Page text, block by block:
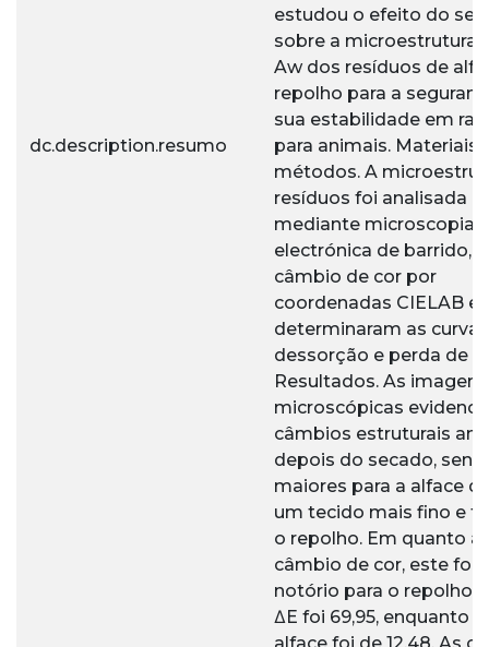
dc.description.resumo
estudou o efeito do
sobre a microestrutura,
Aw dos resíduos de
repolho para a
sua estabilidade em
para animais. Materiais
métodos. A
resíduos foi analisada
mediante microscopia
electrónica de barrido, o
câmbio de cor por
coordenadas CIELAB e
determinaram as
dessorção e perda de
Resultados. As imagens
microscópicas
câmbios estruturais
depois do secado,
maiores para a alface
um tecido mais fino e
o repolho. Em quanto
câmbio de cor, este foi
notório para o repolho,
ΔE foi 69,95, enquanto